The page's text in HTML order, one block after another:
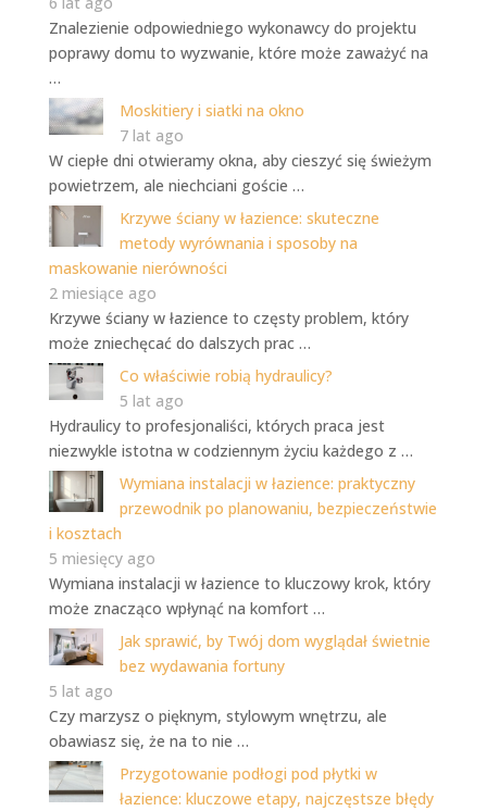
Znalezienie odpowiedniego wykonawcy do projektu
poprawy domu to wyzwanie, które może zaważyć na
…
Moskitiery i siatki na okno
7 lat ago
W ciepłe dni otwieramy okna, aby cieszyć się świeżym
powietrzem, ale niechciani goście …
Krzywe ściany w łazience: skuteczne
metody wyrównania i sposoby na
maskowanie nierówności
2 miesiące ago
Krzywe ściany w łazience to częsty problem, który
może zniechęcać do dalszych prac …
Co właściwie robią hydraulicy?
5 lat ago
Hydraulicy to profesjonaliści, których praca jest
niezwykle istotna w codziennym życiu każdego z …
Wymiana instalacji w łazience: praktyczny
przewodnik po planowaniu, bezpieczeństwie
i kosztach
5 miesięcy ago
Wymiana instalacji w łazience to kluczowy krok, który
może znacząco wpłynąć na komfort …
Jak sprawić, by Twój dom wyglądał świetnie
bez wydawania fortuny
5 lat ago
Czy marzysz o pięknym, stylowym wnętrzu, ale
obawiasz się, że na to nie …
Przygotowanie podłogi pod płytki w
łazience: kluczowe etapy, najczęstsze błędy